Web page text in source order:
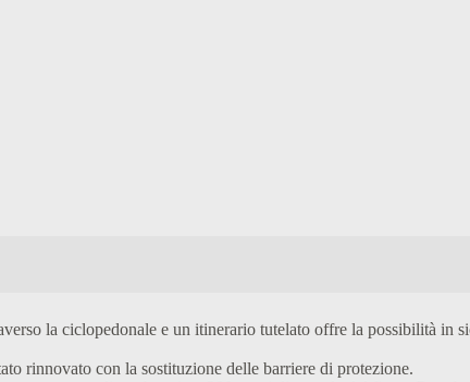
la ciclopedonale e un itinerario tutelato offre la possibilità in
rinnovato con la sostituzione delle barriere di protezione.